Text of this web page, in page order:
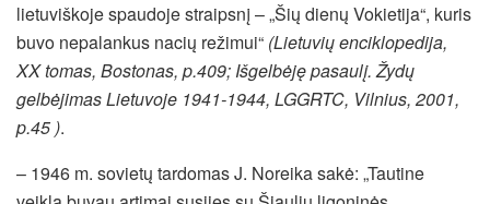
lietuviškoje spaudoje straipsnį – „Šių dienų Vokietija“, kuris
buvo nepalankus nacių režimui“ (Lietuvių enciklopedija,
XX tomas, Bostonas, p.409; Išgelbėję pasaulį. Žydų
gelbėjimas Lietuvoje 1941-1944, LGGRTC, Vilnius, 2001,
p.45 ).
– 1946 m. sovietų tardomas J. Noreika sakė: „Tautine